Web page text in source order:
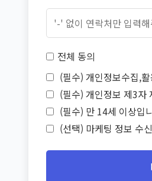
전체 동의
(필수) 개인정보수집,
(필수) 개인정보 제3자
(필수) 만 14세 이상입
(선택) 마케팅 정보 수